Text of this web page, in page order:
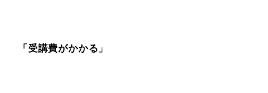
「受講費がかかる」